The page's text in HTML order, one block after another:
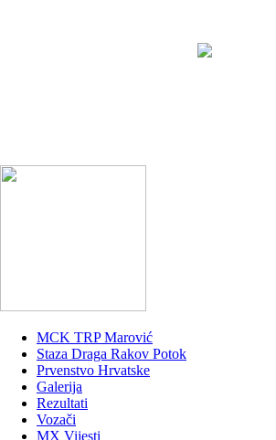
MCK TRP Marović
Staza Draga Rakov Potok
Prvenstvo Hrvatske
Galerija
Rezultati
Vozači
MX Vijesti